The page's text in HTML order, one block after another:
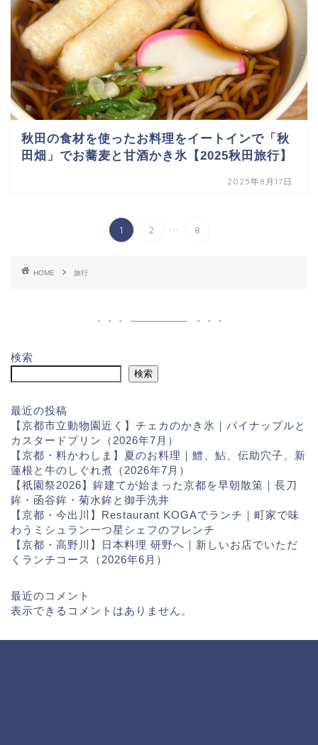
秋田の食材を使ったお料理をイートインで「秋
田畑」でお蕎麦と甘酒かき氷【2025秋田旅行】
2025年8月17日
1 2 ... 8
HOME 旅行
検索
検索
最近の投稿
【京都市立動物園近く】チェカのかき氷｜パイナップルと
カスタードプリン（2026年7月）
【京都・料かわしま】夏のお料理｜鱧、鮎、伝助穴子、新
蓮根と牛のしぐれ煮（2026年7月）
【祇園祭2026】鉾建てが始まった京都を早朝散策｜長刀
鉾・函谷鉾・菊水鉾と御手洗井
【京都・今出川】Restaurant KOGAでランチ｜町家で味
わうミシュラン一つ星シェフのフレンチ
【京都・高野川】日本料理 研野へ｜新しいお店でいただ
くランチコース（2026年6月）
最近のコメント
表示できるコメントはありません。